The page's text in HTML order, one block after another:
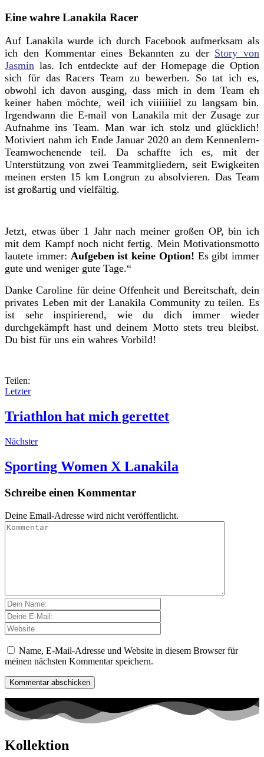
Eine wahre Lanakila Racer
Auf Lanakila wurde ich durch Facebook aufmerksam als
ich den Kommentar eines Bekannten zu der Story von
Jasmin las. Ich entdeckte auf der Homepage die Option
sich für das Racers Team zu bewerben. So tat ich es,
obwohl ich davon ausging, dass mich in dem Team eh
keiner haben möchte, weil ich viiiiiiiel zu langsam bin.
Irgendwann die E-mail von Lanakila mit der Zusage zur
Aufnahme ins Team. Man war ich stolz und glücklich!
Motiviert nahm ich Ende Januar 2020 an dem Kennenlern-
Teamwochenende teil. Da schaffte ich es, mit der
Unterstützung von zwei Teammitgliedern, seit Ewigkeiten
meinen ersten 15 km Longrun zu absolvieren. Das Team
ist großartig und vielfältig.
Jetzt, etwas über 1 Jahr nach meiner großen OP, bin ich
mit dem Kampf noch nicht fertig. Mein Motivationsmotto
lautete immer: Aufgeben ist keine Option! Es gibt immer
gute und weniger gute Tage.“
Danke Caroline für deine Offenheit und Bereitschaft, dein
privates Leben mit der Lanakila Community zu teilen. Es
ist sehr inspirierend, wie du dich immer wieder
durchgekämpft hast und deinem Motto stets treu bleibst.
Du bist für uns ein wahres Vorbild!
Teilen:
Letzter
Triathlon hat mich gerettet
Nächster
Sporting Women X Lanakila
Schreibe einen Kommentar
Deine Email-Adresse wird nicht veröffentlicht.
Name, E-Mail-Adresse und Website in diesem Browser für
meinen nächsten Kommentar speichern.
Kollektion